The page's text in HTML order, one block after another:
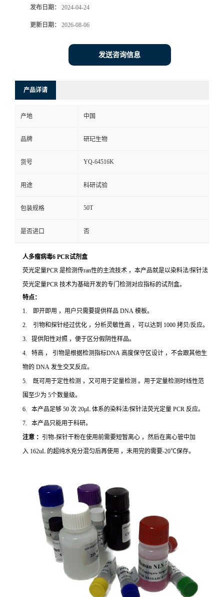
发布日期： 2024-04-24
更新日期： 2026-08-06
发送咨询信息
产品详请
产地 中国
品牌 研玘生物
货号 YQ-64516K
用途 科研试验
包装规格 50T
是否进口 否
人多瘤病毒6 PCR试剂盒
荧光定量PCR 是检测传ran性的主流技术 ，本产品就是以染料法/探针法
荧光定量PCR 技术为基础开发的专门检测对应指标的试剂盒。
特点：
1. 即开即用 ，用户只需要提供样品 DNA 模板。
2. 引物和探针经过优化 ，分析灵敏性高 ，可以达到 1000 拷贝/反应。
3. 提供阳性对照 ，便于区分假阴性样品。
4. 特高 ， 引物是根据检测指标DNA 高度保守区设计 ，不会跟其他生
物的 DNA 发生交叉反应。
5. 既可用于定性检测 ，又可用于定量检测 。用于定量检测时线性范
围至少为 5个数量级。
6. 本产品足够 50 次 20μL 体系的染料法/探针法荧光定量 PCR 反应。
7. 本产品只能用于科研。
注意 ： 引物-探针干粉在使用前需要短暂离心 ，然后在离心管中加
入 162uL 的超纯水充分混匀后再使用 ，未用完的需要-20℃保存。